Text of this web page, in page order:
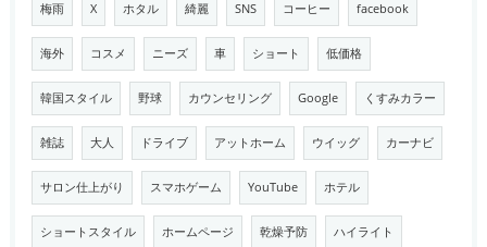
梅雨 X ホタル 綺麗 SNS コーヒー facebook
海外 コスメ ニーズ 車 ショート 低価格
韓国スタイル 野球 カウンセリング Google くすみカラー
雑誌 大人 ドライブ アットホーム ウイッグ カーナビ
サロン仕上がり スマホゲーム YouTube ホテル
ショートスタイル ホームページ 乾燥予防 ハイライト